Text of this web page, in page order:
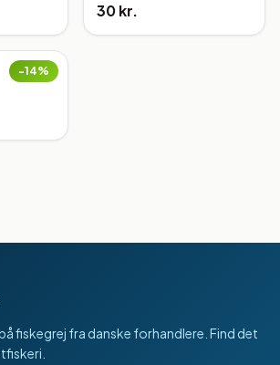
30 kr.
−14%
fiskegrej fra danske forhandlere. Find det